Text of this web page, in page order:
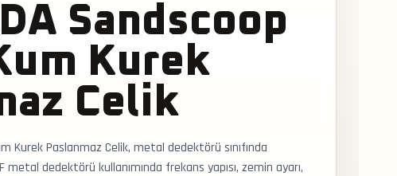
Sandscoop
Kurek
Celik
Kurek Paslanmaz Celik, metal dedektörü sınıfında
dedektörü kullanımında frekans yapısı, zemin ayarı,